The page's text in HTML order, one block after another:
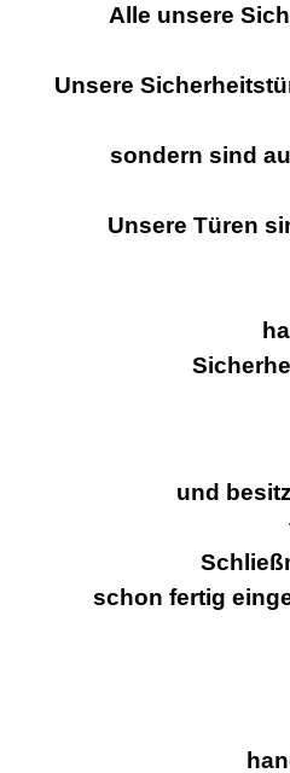
Alle unsere
Unsere
sondern sind
Unsere Türen
und
schon fertig